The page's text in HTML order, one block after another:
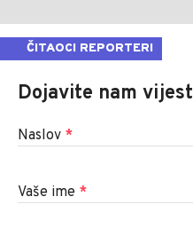
ČITAOCI REPORTERI
Dojavite nam vijest
Naslov *
Vaše ime *